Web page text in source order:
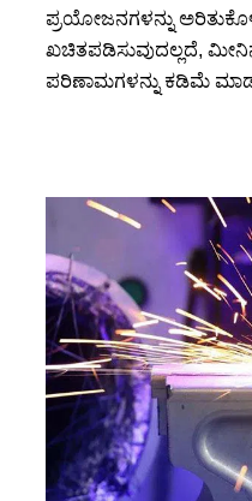
ಪ್ರಯೋಜನಗಳನ್ನು
ಖಚಿತಪಡಿಸುವುದಲ್ಲದೆ,
ಪರಿಣಾಮಗಳನ್ನು ಕಡಿಮೆ